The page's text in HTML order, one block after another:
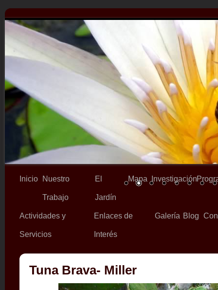
Inicio Nuestro
Trabajo
El
Jardín
Mapa Investigación
Actividades y
Servicios
Enlaces de
Interés
Galería Blog
Tuna Brava- Miller